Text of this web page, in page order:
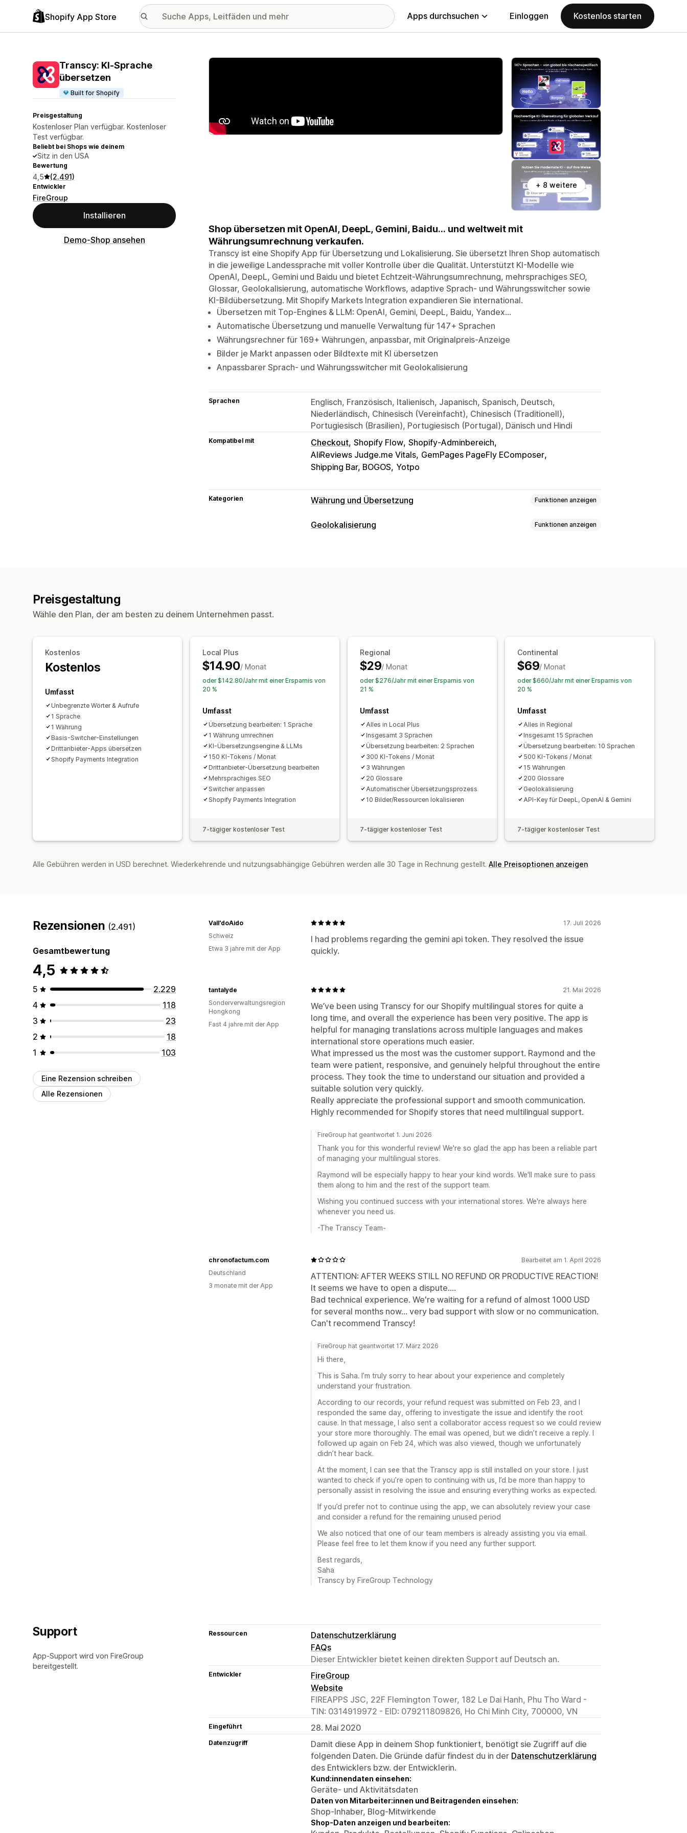
Shopify App Store Apps durchsuchen Einloggen Kostenlos starten
Transcy: KI‑Sprache
übersetzen
Built for Shopify
Preisgestaltung
Kostenloser Plan verfügbar. Kostenloser
Test verfügbar.
Beliebt bei Shops wie deinem
Sitz in den USA
Bewertung
4,5 (2.491)
Entwickler
FireGroup
Installieren
Demo-Shop ansehen
Vorgestellte Bildergalerie
+ 8 weitere
Shop übersetzen mit OpenAI, DeepL, Gemini, Baidu... und weltweit mit
Währungsumrechnung verkaufen.
Transcy ist eine Shopify App für Übersetzung und Lokalisierung. Sie übersetzt Ihren Shop automatisch
in die jeweilige Landessprache mit voller Kontrolle über die Qualität. Unterstützt KI-Modelle wie
OpenAI, DeepL, Gemini und Baidu und bietet Echtzeit-Währungsumrechnung, mehrsprachiges SEO,
Glossar, Geolokalisierung, automatische Workflows, adaptive Sprach- und Währungsswitcher sowie
KI-Bildübersetzung. Mit Shopify Markets Integration expandieren Sie international.
Übersetzen mit Top-Engines & LLM: OpenAI, Gemini, DeepL, Baidu, Yandex…
Automatische Übersetzung und manuelle Verwaltung für 147+ Sprachen
Währungsrechner für 169+ Währungen, anpassbar, mit Originalpreis-Anzeige
Bilder je Markt anpassen oder Bildtexte mit KI übersetzen
Anpassbarer Sprach- und Währungsswitcher mit Geolokalisierung
Sprachen
Englisch, Französisch, Italienisch, Japanisch, Spanisch, Deutsch,
Niederländisch, Chinesisch (Vereinfacht), Chinesisch (Traditionell),
Portugiesisch (Brasilien), Portugiesisch (Portugal), Dänisch und Hindi
Kompatibel mit Checkout Shopify Flow Shopify-Adminbereich
AliReviews Judge.me Vitals GemPages PageFly EComposer
Shipping Bar, BOGOS Yotpo
Kategorien Währung und Übersetzung Funktionen anzeigen
Währungsumrechnung
SEO-Übersetzung
URL-Übersetzung
Glossarverwaltung Automatische Weiterleitung
Sprachumstellung
Switcher-Design
Geolokalisierung Funktionen anzeigen
Preisgestaltung
Wähle den Plan, der am besten zu deinem Unternehmen passt.
Kostenlos
Kostenlos
Umfasst
Unbegrenzte Wörter & Aufrufe
1 Sprache
1 Währung
Basis-Switcher-Einstellungen
Drittanbieter-Apps übersetzen
Shopify Payments Integration
Local Plus
$14.90/ Monat
oder $142.80/Jahr mit einer Ersparnis von
20 %
Umfasst
Übersetzung bearbeiten: 1 Sprache
1 Währung umrechnen
KI-Übersetzungsengine & LLMs
150 KI-Tokens / Monat
Drittanbieter-Übersetzung bearbeiten
Mehrsprachiges SEO
Switcher anpassen
Shopify Payments Integration
7-tägiger kostenloser Test
Regional
$29/ Monat
oder $276/Jahr mit einer Ersparnis von
21 %
Umfasst
Alles in Local Plus
Insgesamt 3 Sprachen
Übersetzung bearbeiten: 2 Sprachen
300 KI-Tokens / Monat
3 Währungen
20 Glossare
Automatischer Übersetzungsprozess
10 Bilder/Ressourcen lokalisieren
7-tägiger kostenloser Test
Continental
$69/ Monat
oder $660/Jahr mit einer Ersparnis von
20 %
Umfasst
Alles in Regional
Insgesamt 15 Sprachen
Übersetzung bearbeiten: 10 Sprachen
500 KI-Tokens / Monat
15 Währungen
200 Glossare
Geolokalisierung
API-Key für DeepL, OpenAI & Gemini
7-tägiger kostenloser Test
Alle Gebühren werden in USD berechnet. Wiederkehrende und nutzungsabhängige Gebühren werden alle 30 Tage in Rechnung gestellt. Alle Preisoptionen anzeigen
Rezensionen (2.491)
Gesamtbewertung
4,5
5
2.229
4
118
3
23
2
18
1
103
Eine Rezension schreiben
Alle Rezensionen
17. Juli 2026
I had problems regarding the gemini api token. They resolved the issue
quickly.
Vall'doAido
Schweiz
Etwa 3 jahre mit der App
21. Mai 2026
We’ve been using Transcy for our Shopify multilingual stores for quite a
long time, and overall the experience has been very positive. The app is
helpful for managing translations across multiple languages and makes
international store operations much easier.
What impressed us the most was the customer support. Raymond and the
team were patient, responsive, and genuinely helpful throughout the entire
process. They took the time to understand our situation and provided a
suitable solution very quickly.
Really appreciate the professional support and smooth communication.
Highly recommended for Shopify stores that need multilingual support.
tantalyde
Sonderverwaltungsregion
Hongkong
Fast 4 jahre mit der App
FireGroup hat geantwortet 1. Juni 2026
Thank you for this wonderful review! We're so glad the app has been a reliable part
of managing your multilingual stores.
Raymond will be especially happy to hear your kind words. We'll make sure to pass
them along to him and the rest of the support team.
Wishing you continued success with your international stores. We're always here
whenever you need us.
-The Transcy Team-
Bearbeitet am 1. April 2026
ATTENTION: AFTER WEEKS STILL NO REFUND OR PRODUCTIVE REACTION!
It seems we have to open a dispute....
Bad technical experience. We're waiting for a refund of almost 1000 USD
for several months now... very bad support with slow or no communication.
Can't recommend Transcy!
chronofactum.com
Deutschland
3 monate mit der App
FireGroup hat geantwortet 17. März 2026
Hi there,
This is Saha. I’m truly sorry to hear about your experience and completely
understand your frustration.
According to our records, your refund request was submitted on Feb 23, and I
responded the same day, offering to investigate the issue and identify the root
cause. In that message, I also sent a collaborator access request so we could review
your store more thoroughly. The email was opened, but we didn’t receive a reply. I
followed up again on Feb 24, which was also viewed, though we unfortunately
didn’t hear back.
At the moment, I can see that the Transcy app is still installed on your store. I just
wanted to check if you’re open to continuing with us, I’d be more than happy to
personally assist in resolving the issue and ensuring everything works as expected.
If you’d prefer not to continue using the app, we can absolutely review your case
and consider a refund for the remaining unused period
We also noticed that one of our team members is already assisting you via email.
Please feel free to let them know if you need any further support.
Best regards,
Saha
Transcy by FireGroup Technology
Support
App-Support wird von FireGroup
bereitgestellt.
Ressourcen
Datenschutzerklärung
FAQs
Dieser Entwickler bietet keinen direkten Support auf Deutsch an.
Entwickler
FireGroup
Website
FIREAPPS JSC, 22F Flemington Tower, 182 Le Dai Hanh, Phu Tho Ward -
TIN: 0314919972 - EID: 079211809826, Ho Chi Minh City, 700000, VN
Eingeführt 28. Mai 2020
Datenzugriff
Damit diese App in deinem Shop funktioniert, benötigt sie Zugriff auf die
folgenden Daten. Die Gründe dafür findest du in der Datenschutzerklärung
des Entwicklers bzw. der Entwicklerin.
Kund:innendaten einsehen:
Geräte- und Aktivitätsdaten
Daten von Mitarbeiter:innen und Beitragenden einsehen:
Shop-Inhaber, Blog-Mitwirkende
Shop-Daten anzeigen und bearbeiten: